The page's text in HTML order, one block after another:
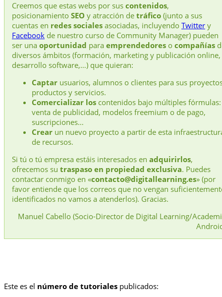
Creemos que estas webs por sus contenidos,
posicionamiento SEO y atracción de tráfico (junto a sus
cuentas en redes sociales asociadas, incluyendo Twitter y
Facebook de nuestro curso de Community Manager) pueden
ser una oportunidad para emprendedores o compañías
diversos ámbitos (formación, marketing y publicación online,
desarrollo software,…) que quieran:
Captar usuarios, alumnos o clientes para sus
productos y servicios.
Comercializar los contenidos bajo múltiples fórmulas:
venta de publicidad, modelos freemium o de pago,
suscripciones…
Crear un nuevo proyecto a partir de esta
de recursos.
Si tú o tú empresa estáis interesados en adquirirlos,
ofrecemos su traspaso en propiedad exclusiva. Puedes
contactar conmigo en «contacto@digitallearning.es» (por
favor entiende que los correos que no vengan
identificados no vamos a atenderlos). Gracias.
Manuel Cabello (Socio-Director de Digital Learning/
Este es el número de tutoriales publicados: